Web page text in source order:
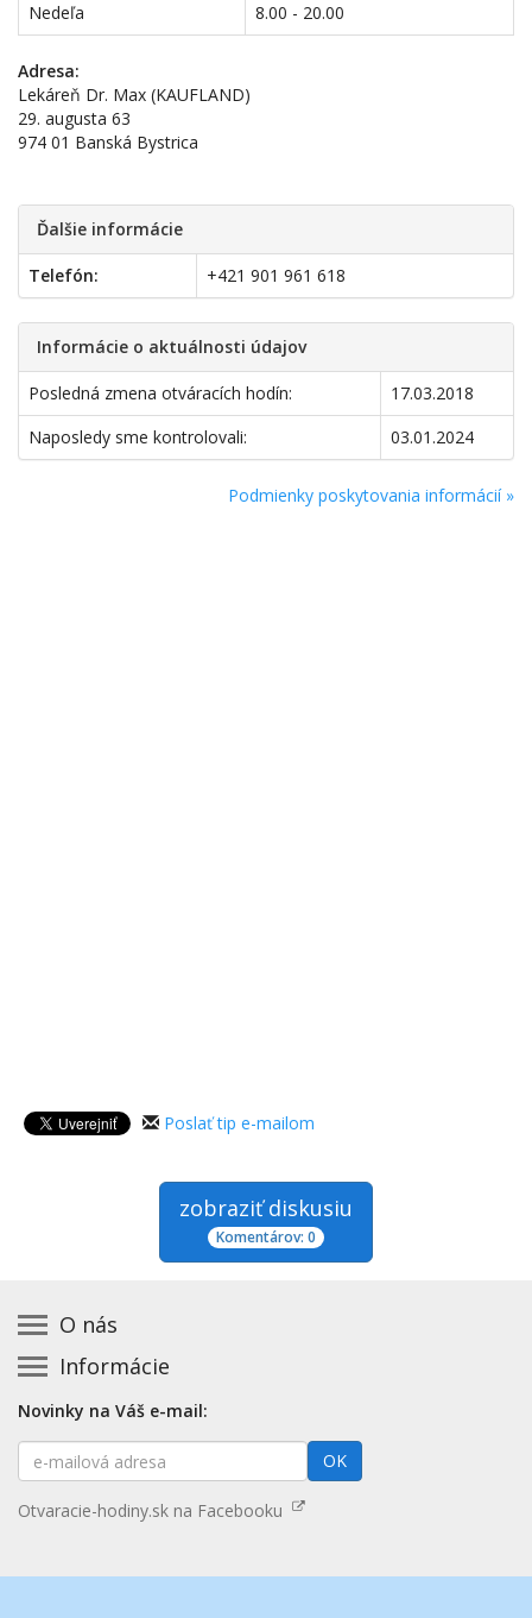
Nedeľa
8.00 - 20.00
Adresa:
Lekáreň Dr. Max (KAUFLAND)
29. augusta 63
974 01 Banská Bystrica
Ďalšie informácie
Telefón: +421 901 961 618
Informácie o aktuálnosti údajov
Posledná zmena otváracích hodín:
17.03.2018
Naposledy sme kontrolovali:
03.01.2024
Podmienky poskytovania informácií »
Poslať tip e-mailom
zobraziť diskusiu
Komentárov: 0
O nás
Kontakt na prevádzkovateľa
Zásady používania cookies
Prehlásenie o prístupnosti
Mapa stránok
Informácie
Základná registrácia otváracích hodín zadarmo
Platené služby
Nenašli ste otváracie hodiny? Pošlite nám tip
Aktualizácia otváracích hodín
Novinky na Váš e-mail:
E-
mailová
OK
Otvaracie-hodiny.sk na Facebooku